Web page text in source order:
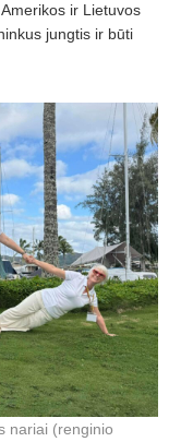
ir Lietuvos
jungtis ir būti
nariai (renginio